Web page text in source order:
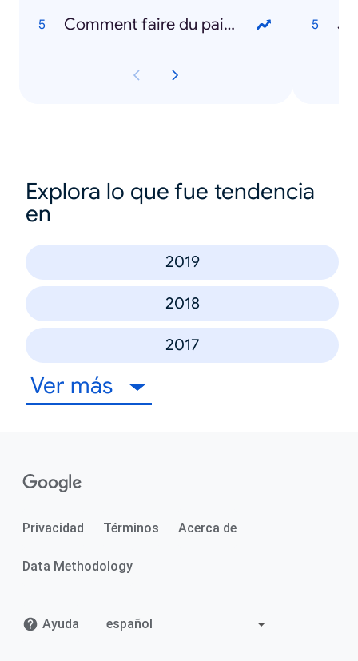
Comment faire du pain ?
Explora lo que fue tendencia
en
2019
2018
2017
Ver más
Privacidad Términos Acerca de
Data Methodology
Ayuda